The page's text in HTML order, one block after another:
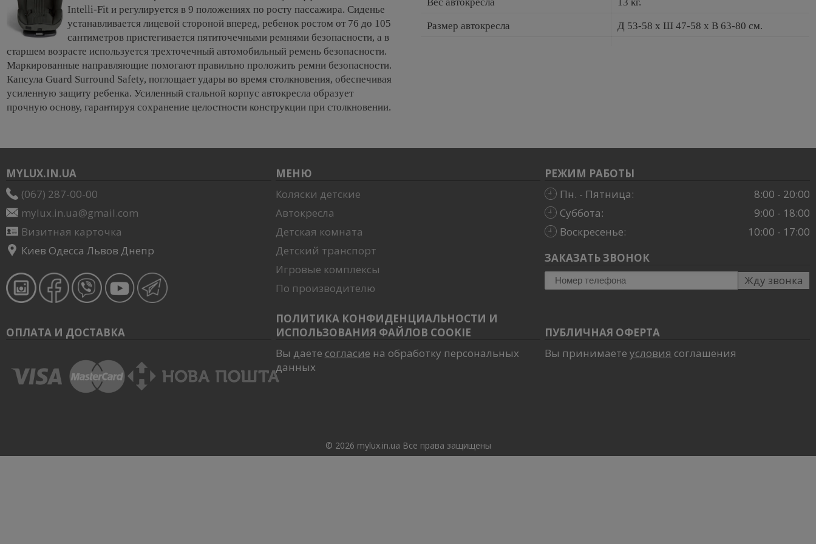
Intelli-Fit и регулируется в 9 положениях по росту пассажира. Сиденье
устанавливается лицевой стороной вперед, ребенок ростом от 76 до 105
сантиметров пристегивается пятиточечными ремнями безопасности, а в
старшем возрасте используется трехточечный автомобильный ремень безопасности.
Маркированные направляющие помогают правильно проложить ремни безопасности.
Капсула Guard Surround Safety, поглощает удары во время столкновения, обеспечивая
усиленную защиту ребенка. Усиленный стальной корпус автокресла образует
прочную основу, гарантируя сохранение целостности конструкции при столкновении.
Размер автокресла Д 53-58 x Ш 47-58 x В 63-80 см.
MYLUX.IN.UA
(067) 287-00-00
mylux.in.ua@gmail.com
Визитная карточка
Киев Одесса Львов Днепр
МЕНЮ
Коляски детские
Автокресла
Детская комната
Детский транспорт
Игровые комплексы
По производителю
РЕЖИМ РАБОТЫ
Пн. - Пятница:
8:00 - 20:00
Суббота:
9:00 - 18:00
Воскресенье:
10:00 - 17:00
ЗАКАЗАТЬ ЗВОНОК
Жду звонка
ОПЛАТА И ДОСТАВКА
ПОЛИТИКА КОНФИДЕНЦИАЛЬНОСТИ И
ИСПОЛЬЗОВАНИЯ ФАЙЛОВ COOKIE
Вы даете согласие на обработку персональных
данных
ПУБЛИЧНАЯ ОФЕРТА
Вы принимаетеусловия соглашения
© 2026 mylux.in.ua Все права защищены